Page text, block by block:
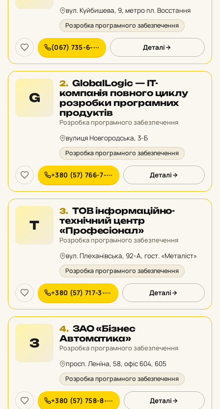
вул. Куйбишева, 9, метро пл. Восстання
Розробка програмного забезпечення
(067) 735-6-··· Деталі
G
2. Місце
2
у
рейтингу:
GlobalLogic — IT-
компанія повного циклу
розробки програмних
продуктів
Розробка програмного забезпечення
вулиця Новгородська, 3-Б
Розробка програмного забезпечення
+380 (57) 766-7-··· Деталі
Т
3. Місце
3
у
рейтингу:
ТОВ інформаційно-
технічний центр
«Професіонал»
Розробка програмного забезпечення
вул. Плеханівська, 92-А, гост. «Металіст»
Розробка програмного забезпечення
+380 (57) 717-3-··· Деталі
З
4. Місце
4
у
ЗАО «Бізнес
Автоматика»
Розробка програмного забезпечення
просп. Ленїна, 58, офіс 604, 605
Розробка програмного забезпечення
+380 (57) 758-8-··· Деталі